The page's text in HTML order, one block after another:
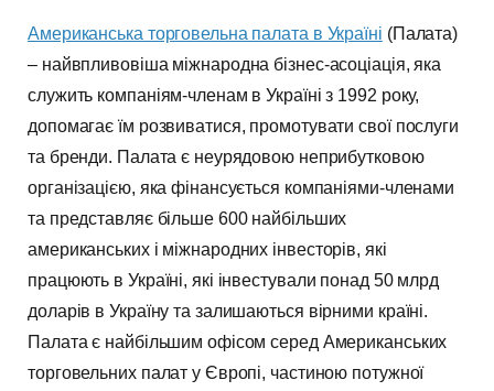
Американська торговельна палата в Україні (Палата)
– найвпливовіша міжнародна бізнес-асоціація, яка
служить компаніям-членам в Україні з 1992 року,
допомагає їм розвиватися, промотувати свої послуги
та бренди. Палата є неурядовою неприбутковою
організацією, яка фінансується компаніями-членами
та представляє більше 600 найбільших
американських і міжнародних інвесторів, які
працюють в Україні, які інвестували понад 50 млрд
доларів в Україну та залишаються вірними країні.
Палата є найбільшим офісом серед Американських
торговельних палат у Європі, частиною потужної